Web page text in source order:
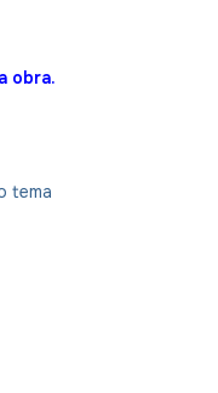
obra.
tema